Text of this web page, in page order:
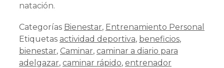
natación.
Categorías Bienestar, Entrenamiento Personal
Etiquetas actividad deportiva, beneficios,
bienestar, Caminar, caminar a diario para
adelgazar, caminar rápido, entrenador